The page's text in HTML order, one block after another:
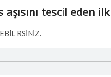
aşısını tescil eden